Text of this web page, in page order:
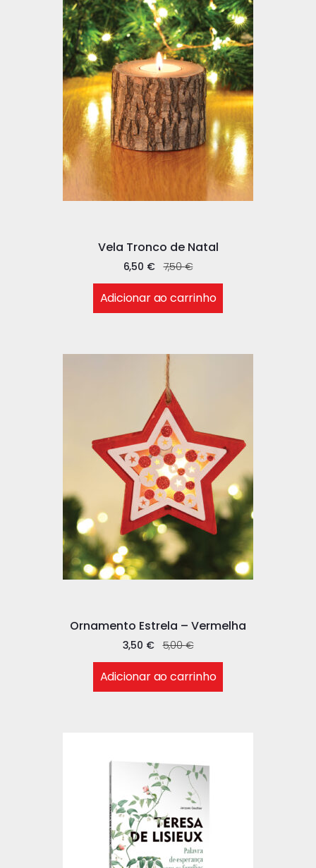
Vela Tronco de Natal
7,50€
6,50 €
Adicionar ao carrinho
Ornamento Estrela – Vermelha
5,00€
3,50 €
Adicionar ao carrinho